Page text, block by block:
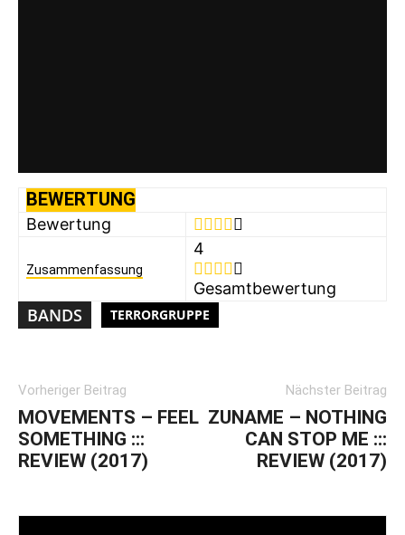
BEWERTUNG
Bewertung
Zusammenfassung
4
Gesamtbewertung
BANDS TERRORGRUPPE
Vorheriger Beitrag
MOVEMENTS – FEEL
SOMETHING :::
REVIEW (2017)
Nächster Beitrag
ZUNAME – NOTHING
CAN STOP ME :::
REVIEW (2017)